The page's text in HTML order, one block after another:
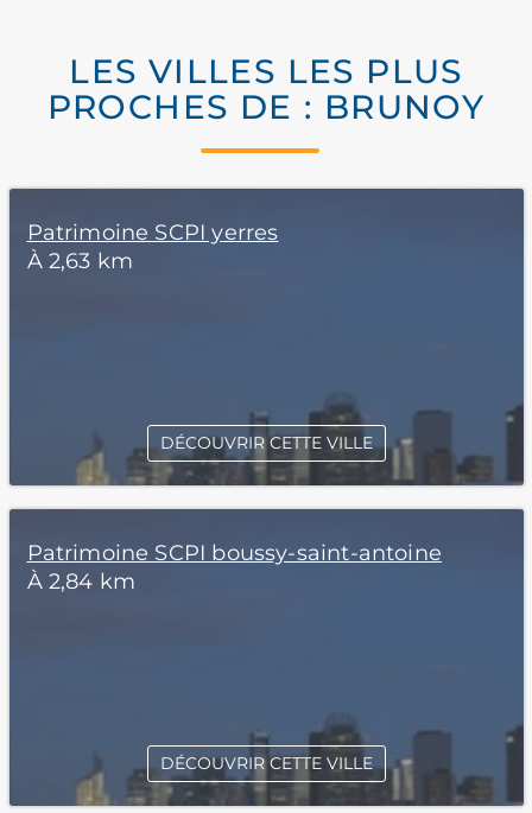
LES VILLES LES PLUS
PROCHES DE : BRUNOY
Patrimoine SCPI yerres
À 2,63 km
DÉCOUVRIR CETTE VILLE
Patrimoine SCPI boussy-saint-antoine
À 2,84 km
DÉCOUVRIR CETTE VILLE